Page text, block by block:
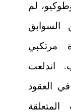
لم
السوابق
مرتكبي
اندلعت
العقود
المتعلقة